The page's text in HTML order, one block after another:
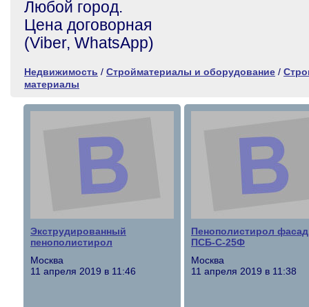
Любой город.
Цена договорная
(Viber, WhatsApp)
Недвижимость / Стройматериалы и оборудование /
материалы
Экструдированный
пенополистирол
Москва
11 апреля 2019 в 11:46
Пенополистирол
ПСБ-С-25Ф
Москва
11 апреля 2019 в 11:38